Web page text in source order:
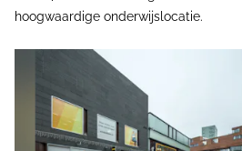
hoogwaardige onderwijslocatie.